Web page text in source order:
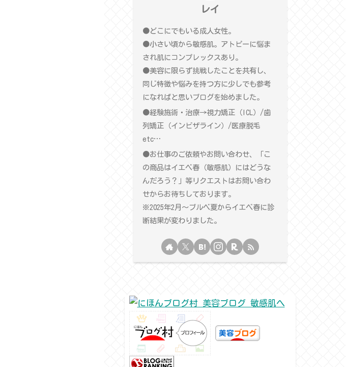
レイ
●どこにでもいる成人女性。
●小さい頃から敏感肌。アトピーに悩ま
され肌にコンプレックスあり。
●美容に限らず挑戦したことを共有し、
同じ特徴や悩みを持つ方に少しでも参考
になればと思いブログを始めました。
●経験施術・治療→視力矯正（ICL）/歯
列矯正（インビザライン）/医療脱毛
etc…
●お仕事のご依頼やお問い合わせ、「こ
の商品はイエベ春（敏感肌）にはどうな
んだろう？」等リクエストはお問い合わ
せからお待ちしております。
※2025年2月〜ブルベ夏からイエベ春に診
断結果が変わりました。